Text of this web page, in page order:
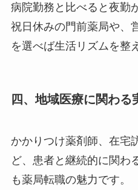
病院勤務と比べると夜勤
祝日休みの門前薬局や、
を選べば生活リズムを整
四、地域医療に関わる
かかりつけ薬剤師、在宅
ど、患者と継続的に関わ
も薬局転職の魅力です。